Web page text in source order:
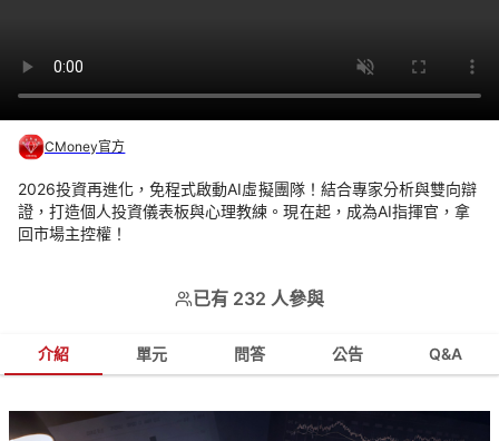
CMoney官方
2026投資再進化，免程式啟動AI虛擬團隊！結合專家分析與雙向辯
證，打造個人投資儀表板與心理教練。現在起，成為AI指揮官，拿
回市場主控權！
已有 232 人參與
介紹 單元 問答 公告 Q&A